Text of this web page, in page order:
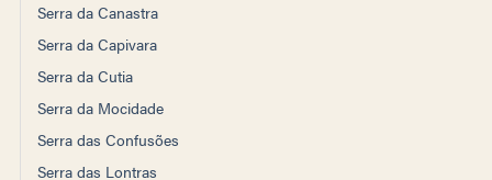
Serra da Canastra
Serra da Capivara
Serra da Cutia
Serra da Mocidade
Serra das Confusões
Serra das Lontras